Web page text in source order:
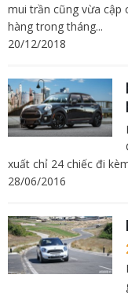
mui trần cũng vừa cập
hàng trong tháng...
20/12/2018
xuất chỉ 24 chiếc đi
28/06/2016